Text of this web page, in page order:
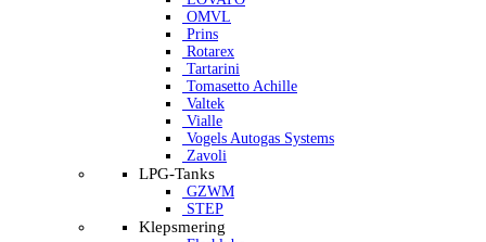
OMVL
Prins
Rotarex
Tartarini
Tomasetto Achille
Valtek
Vialle
Vogels Autogas Systems
Zavoli
LPG-Tanks
GZWM
STEP
Klepsmering